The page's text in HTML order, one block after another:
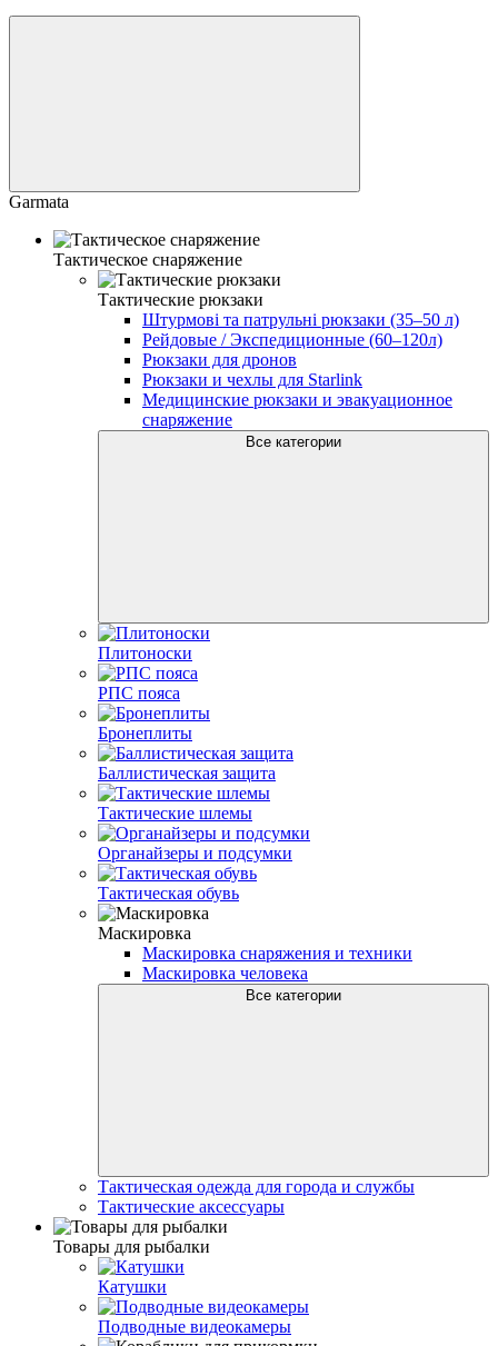
Garmata
Тактическое снаряжение
Тактические рюкзаки
Штурмові та патрульні рюкзаки (35–50 л)
Рейдовые / Экспедиционные (60–120л)
Рюкзаки для дронов
Рюкзаки и чехлы для Starlink
Медицинские рюкзаки и эвакуационное
снаряжение
Все категории
Плитоноски
РПС пояса
Бронеплиты
Баллистическая защита
Тактические шлемы
Органайзеры и подсумки
Тактическая обувь
Маскировка
Маскировка снаряжения и техники
Маскировка человека
Все категории
Тактическая одежда для города и службы
Тактические аксессуары
Товары для рыбалки
Катушки
Подводные видеокамеры